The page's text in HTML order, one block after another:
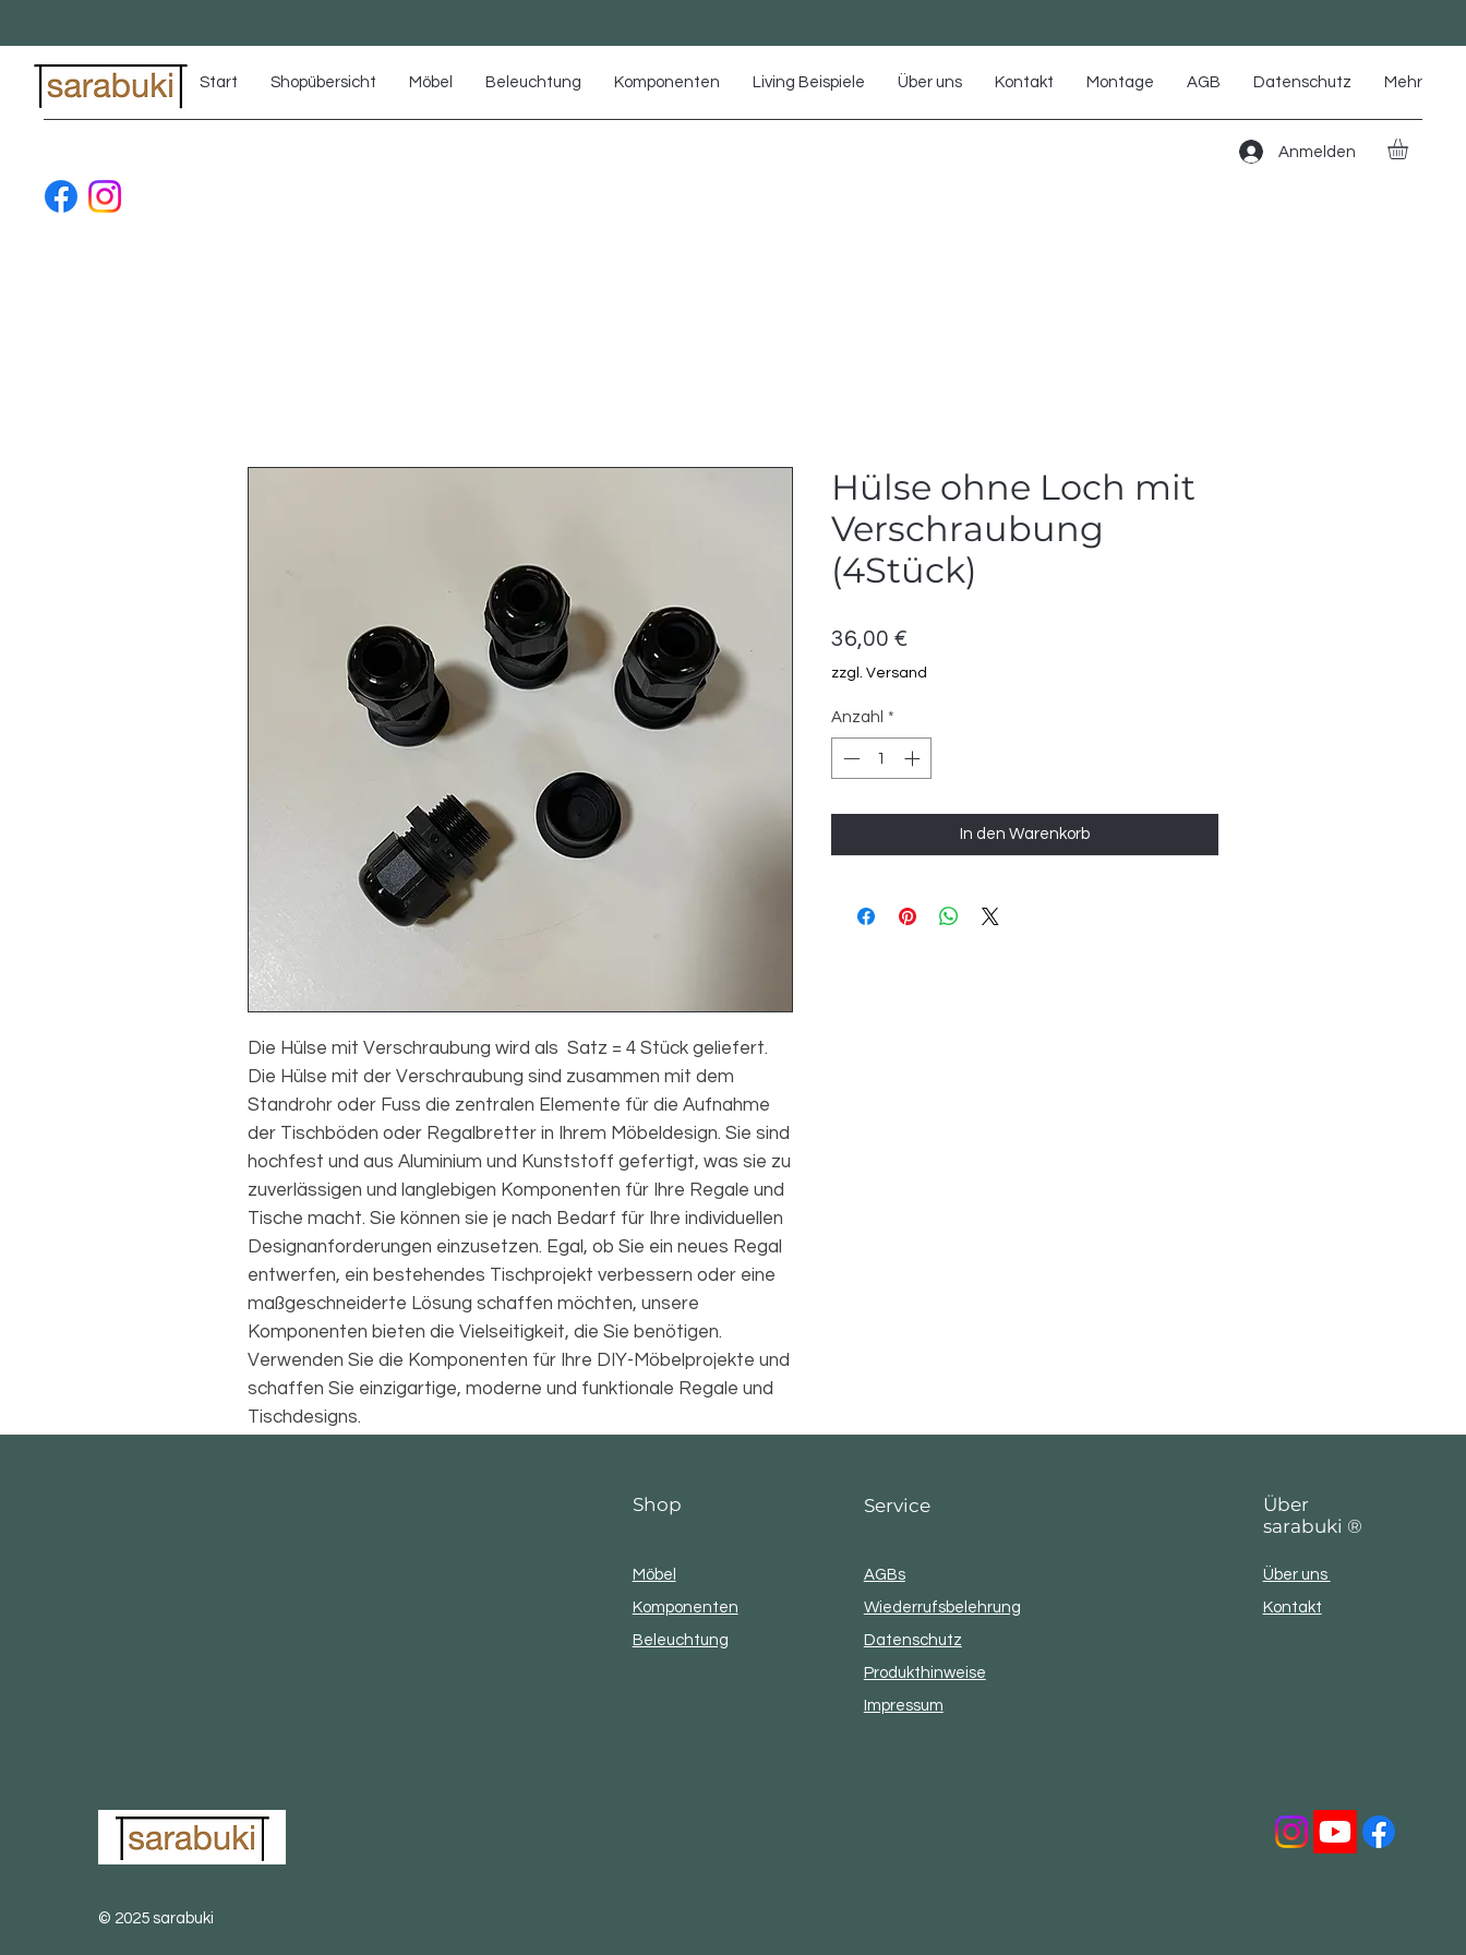
Start Shopübersicht Möbel Beleuchtung Komponenten Living Beispiele Über uns Kontakt Montage AGB Datenschutz Mehr
Anmelden
Die Hülse mit Verschraubung wird als Satz = 4 Stück geliefert.
Die Hülse mit der Verschraubung sind zusammen mit dem
Standrohr oder Fuss die zentralen Elemente für die Aufnahme
der Tischböden oder Regalbretter in Ihrem Möbeldesign. Sie sind
hochfest und aus Aluminium und Kunststoff gefertigt, was sie zu
zuverlässigen und langlebigen Komponenten für Ihre Regale und
Tische macht. Sie können sie je nach Bedarf für Ihre individuellen
Designanforderungen einzusetzen. Egal, ob Sie ein neues Regal
entwerfen, ein bestehendes Tischprojekt verbessern oder eine
maßgeschneiderte Lösung schaffen möchten, unsere
Komponenten bieten die Vielseitigkeit, die Sie benötigen.
Verwenden Sie die Komponenten für Ihre DIY-Möbelprojekte und
schaffen Sie einzigartige, moderne und funktionale Regale und
Tischdesigns.
Hülse ohne Loch mit
Verschraubung
(4Stück)
36,00 €
zzgl. Versand
Anzahl *
In den Warenkorb
© 2025 sarabuki
Shop
Möbel
Komponenten
Beleuchtung
Service
AGBs
Wiederrufsbelehrung
Datenschutz
Produkthinweise
Impressum​
Über
sarabuki ®
Über uns
Kontakt